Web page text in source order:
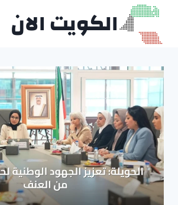
التجاوز
المحتوى
الكويت الان